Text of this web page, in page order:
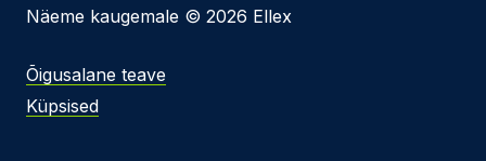
Näeme kaugemale © 2026 Ellex
Õigusalane teave
Küpsised